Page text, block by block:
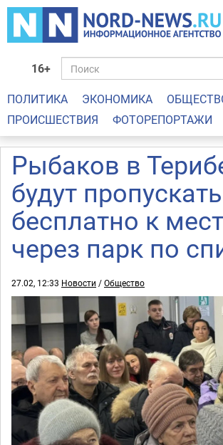
16+
ПОЛИТИКА ЭКОНОМИКА
ПРОИСШЕСТВИЯ
ФОТОРЕПОРТАЖИ
Рыбаков в
будут пропускать
бесплатно к
через парк по
27.02, 12:33 Новости /Общество